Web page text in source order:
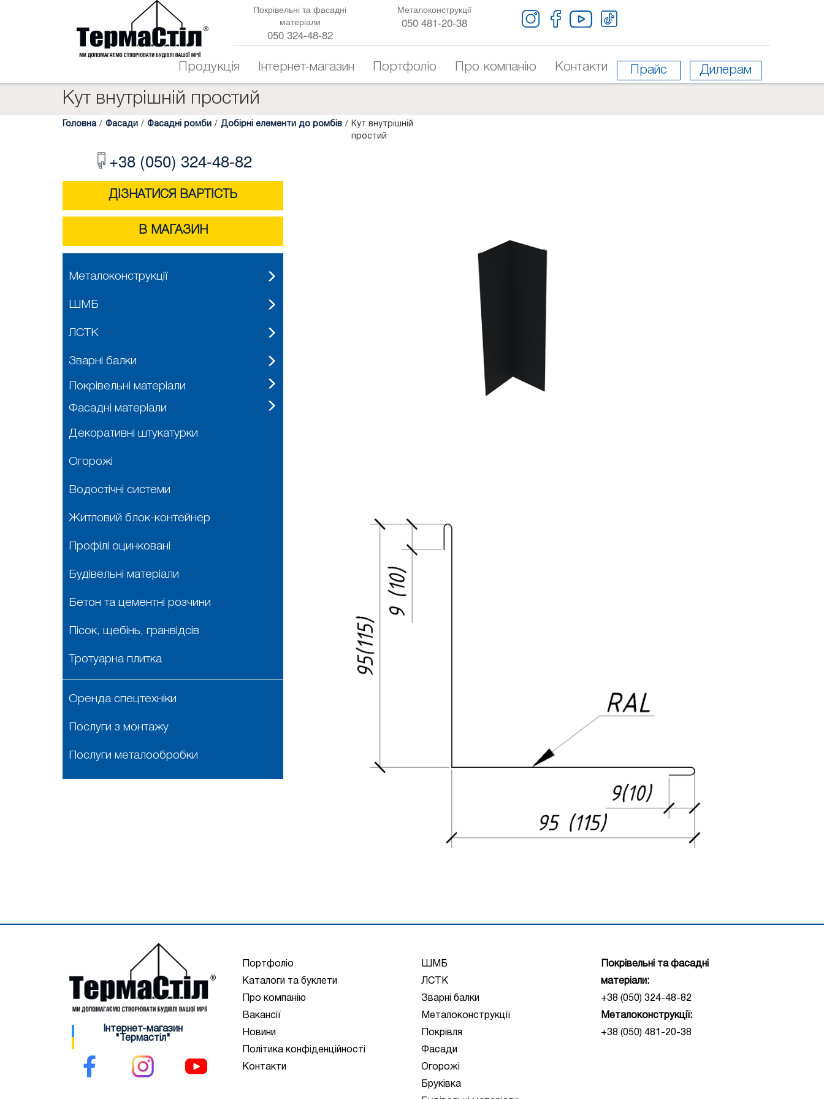
Покрівельні та фасадні
матеріали
050 324-48-82
Металоконструкції
050 481-20-38
Продукція Інтернет-магазин Портфоліо Про компанію Контакти Прайс Дилерам
Кут внутрішній простий
Головна / Фасади / Фасадні ромби / Добірні елементи до ромбів /
Кут внутрішній
простий
+38 (050) 324-48-82
ДІЗНАТИСЯ ВАРТІСТЬ
В МАГАЗИН
Металоконструкції
ШМБ
ЛСТК
Зварні балки
Покрівельні матеріали
Фасадні матеріали
Декоративні штукатурки
Огорожі
Водостічні системи
Житловий блок-контейнер
Профілі оцинковані
Будівельні матеріали
Бетон та цементні розчини
Пісок, щебінь, гранвідсів
Тротуарна плитка
Оренда спецтехніки
Послуги з монтажу
Послуги металообробки
Інтернет-магазин
"Термастіл"
Портфоліо
Каталоги та буклети
Про компанію
Вакансії
Новини
Політика конфіденційності
Контакти
ШМБ
ЛСТК
Зварні балки
Металоконструкції
Покрівля
Фасади
Огорожі
Бруківка
Покрівельні та фасадні
матеріали:
+38 (050) 324-48-82
Металоконструкції:
+38 (050) 481-20-38